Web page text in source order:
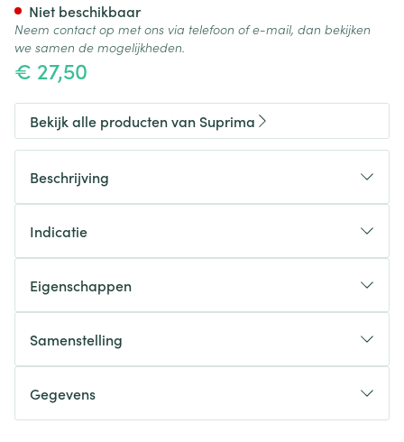
€ 27,50
Niet beschikbaar
Neem contact op met ons via telefoon of e-mail, dan bekijken
we samen de mogelijkheden.
Bekijk alle producten van Suprima
Beschrijving
Indicatie
Eigenschappen
Sluiting
Kleur
Verpakking
Samenstelling
Gegevens